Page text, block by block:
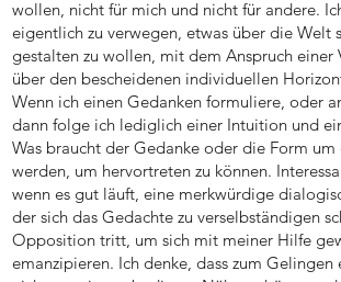
wollen, nicht für mich und nicht für andere.
eigentlich zu verwegen, etwas über die Welt
gestalten zu wollen, mit dem Anspruch
über den bescheidenen individuellen
Wenn ich einen Gedanken formuliere, oder
dann folge ich lediglich einer Intuition und
Was braucht der Gedanke oder die Form um
werden, um hervortreten zu können.
wenn es gut läuft, eine merkwürdige
der sich das Gedachte zu verselbständigen
Opposition tritt, um sich mit meiner Hilfe
emanzipieren. Ich denke, dass zum Gelingen